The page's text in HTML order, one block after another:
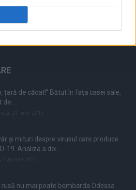
țară de căcat!” Bătut în fața casei sale,
și mituri despre virusul care produce
19. Analiza a doi...
rusă nu mai poate bombarda Odessa